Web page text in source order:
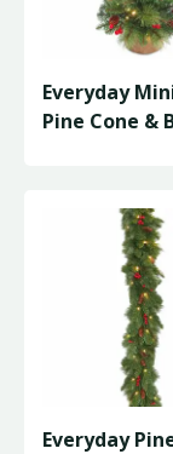
Everyday
Pine Cone &
Everyday